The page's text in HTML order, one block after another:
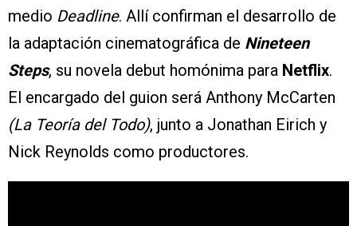
medio Deadline. Allí confirman el desarrollo de
la adaptación cinematográfica de Nineteen
Steps, su novela debut homónima para Netflix.
El encargado del guion será Anthony McCarten
(La Teoría del Todo), junto a Jonathan Eirich y
Nick Reynolds como productores.